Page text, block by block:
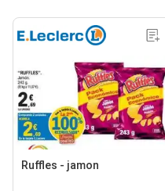
Ruffles - jamon